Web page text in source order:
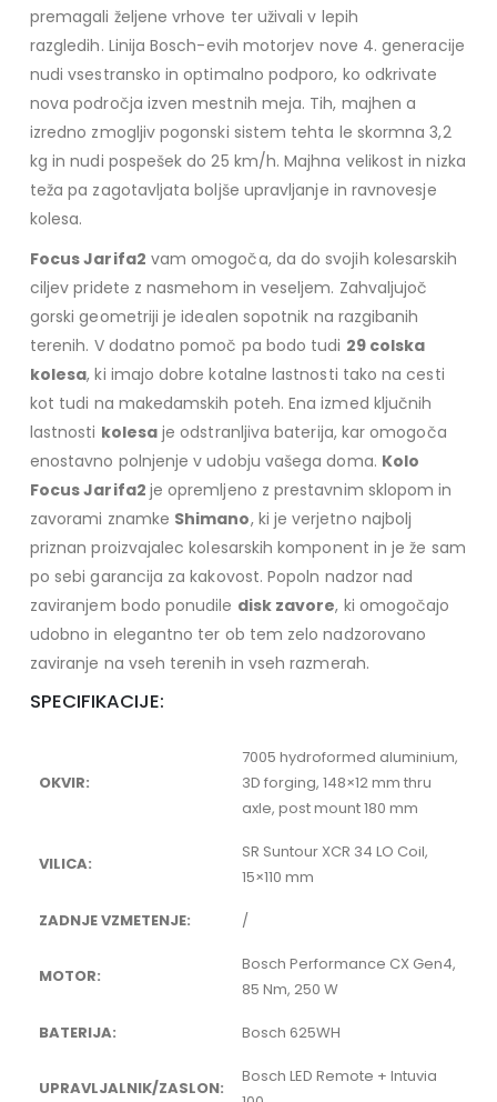
premagali željene vrhove ter uživali v lepih
razgledih. Linija Bosch-evih motorjev nove 4. generacije
nudi vsestransko in optimalno podporo, ko odkrivate
nova področja izven mestnih meja. Tih, majhen a
izredno zmogljiv pogonski sistem tehta le skormna 3,2
kg in nudi pospešek do 25 km/h. Majhna velikost in nizka
teža pa zagotavljata boljše upravljanje in ravnovesje
kolesa.
Focus Jarifa2 vam omogoča, da do svojih kolesarskih
ciljev pridete z nasmehom in veseljem. Zahvaljujoč
gorski geometriji je idealen sopotnik na razgibanih
terenih. V dodatno pomoč pa bodo tudi 29 colska
kolesa, ki imajo dobre kotalne lastnosti tako na cesti
kot tudi na makedamskih poteh. Ena izmed ključnih
lastnosti kolesa je odstranljiva baterija, kar omogoča
enostavno polnjenje v udobju vašega doma. Kolo
Focus Jarifa2 je opremljeno z prestavnim sklopom in
zavorami znamke Shimano, ki je verjetno najbolj
priznan proizvajalec kolesarskih komponent in je že sam
po sebi garancija za kakovost. Popoln nadzor nad
zaviranjem bodo ponudile disk zavore, ki omogočajo
udobno in elegantno ter ob tem zelo nadzorovano
zaviranje na vseh terenih in vseh razmerah.
SPECIFIKACIJE:
OKVIR:
7005 hydroformed aluminium,
3D forging, 148×12 mm thru
axle, post mount 180 mm
VILICA:
SR Suntour XCR 34 LO Coil,
15×110 mm
ZADNJE VZMETENJE: /
MOTOR:
Bosch Performance CX Gen4,
85 Nm, 250 W
BATERIJA: Bosch 625WH
UPRAVLJALNIK/ZASLON:
Bosch LED Remote + Intuvia